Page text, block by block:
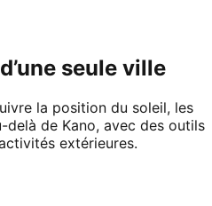
seule ville
la position du soleil, les
delà de Kano, avec des outils
extérieures.